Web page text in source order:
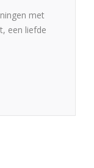
met
een liefde